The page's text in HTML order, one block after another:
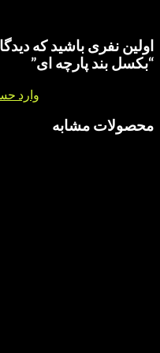
باشید که دیدگاهی را
پارچه ای”
وارد حساب
مشابه